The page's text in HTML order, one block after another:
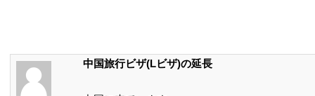
中国旅行ビザ(Lビザ)の延長